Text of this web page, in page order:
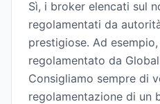
Sì, i broker elencati sul
regolamentati da
prestigiose. Ad esempio,
regolamentato da
Consigliamo sempre di
regolamentazione di un